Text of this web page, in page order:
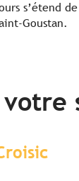
s’étend
Goustan.